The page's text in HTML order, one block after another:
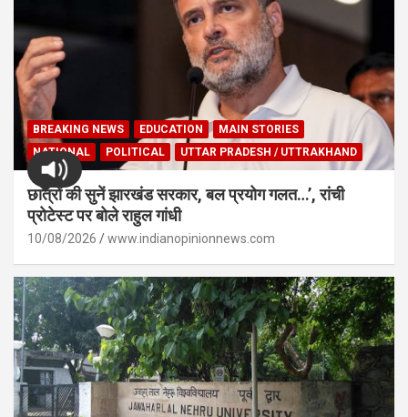
BREAKING NEWS EDUCATION
MAIN STORIES
NATIONAL
POLITICAL UTTAR PRADESH / UTTRAKHAND
छात्रों की सुनें झारखंड सरकार, बल प्रयोग गलत…’, रांची
प्रोटेस्ट पर बोले राहुल गांधी
10/08/2026 www.indianopinionnews.com